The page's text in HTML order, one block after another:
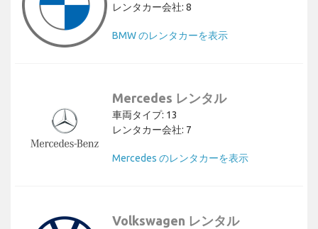
レンタカー会社: 8
BMW のレンタカーを表示
Mercedes レンタル
車両タイプ: 13
レンタカー会社: 7
Mercedes のレンタカーを表示
Volkswagen レンタル